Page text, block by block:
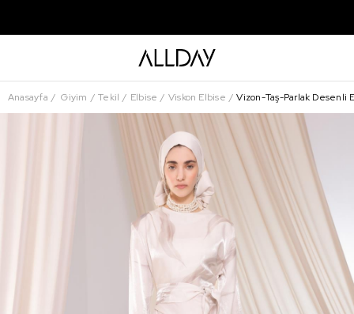
Anasayfa Giyim Tekil Elbise Viskon Elbise Vizon-Taş-Parlak Desenli